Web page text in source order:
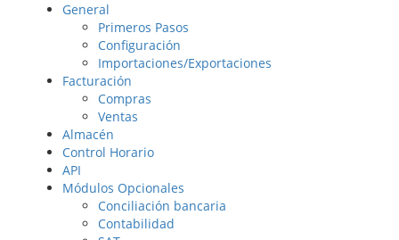
General
Primeros Pasos
Configuración
Importaciones/Exportaciones
Facturación
Compras
Ventas
Almacén
Control Horario
API
Módulos Opcionales
Conciliación bancaria
Contabilidad